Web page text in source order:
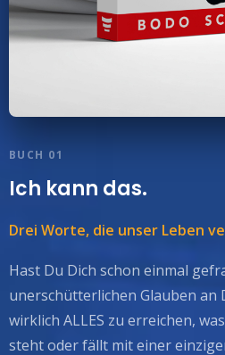
BUCH 01
Ich kann das.
Drei Worte, die unser Leben
Hast Du Dich schon einmal
unerschütterlichen Glauben an
wirklich ALLES zu erreichen,
steht oder fällt mit einer